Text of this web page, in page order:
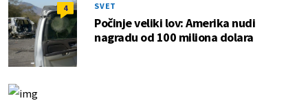
4 SVET
Počinje veliki lov: Amerika nudi
nagradu od 100 miliona dolara